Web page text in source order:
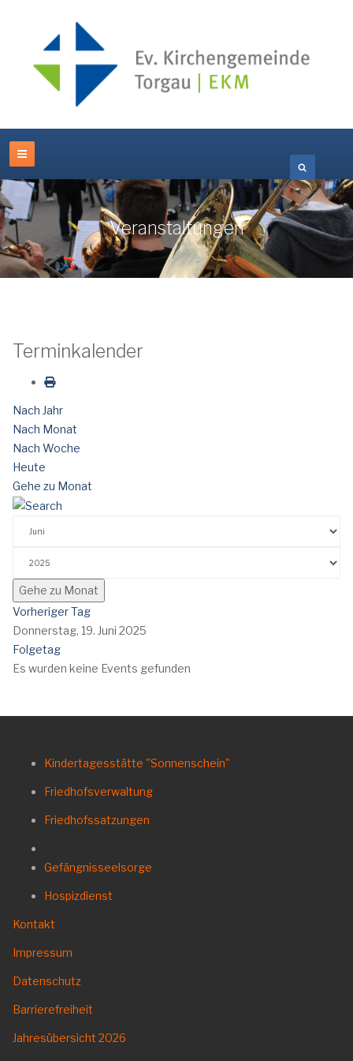
Veranstaltungen
Terminkalender
Nach Jahr
Nach Monat
Nach Woche
Heute
Gehe zu Monat
Gehe zu Monat
Vorheriger Tag
Donnerstag, 19. Juni 2025
Folgetag
Es wurden keine Events gefunden
Kindertagesstätte "Sonnenschein"
Friedhofsverwaltung
Friedhofssatzungen
Gefängnisseelsorge
Hospizdienst
Kontakt
Impressum
Datenschutz
Barrierefreiheit
Jahresübersicht 2026